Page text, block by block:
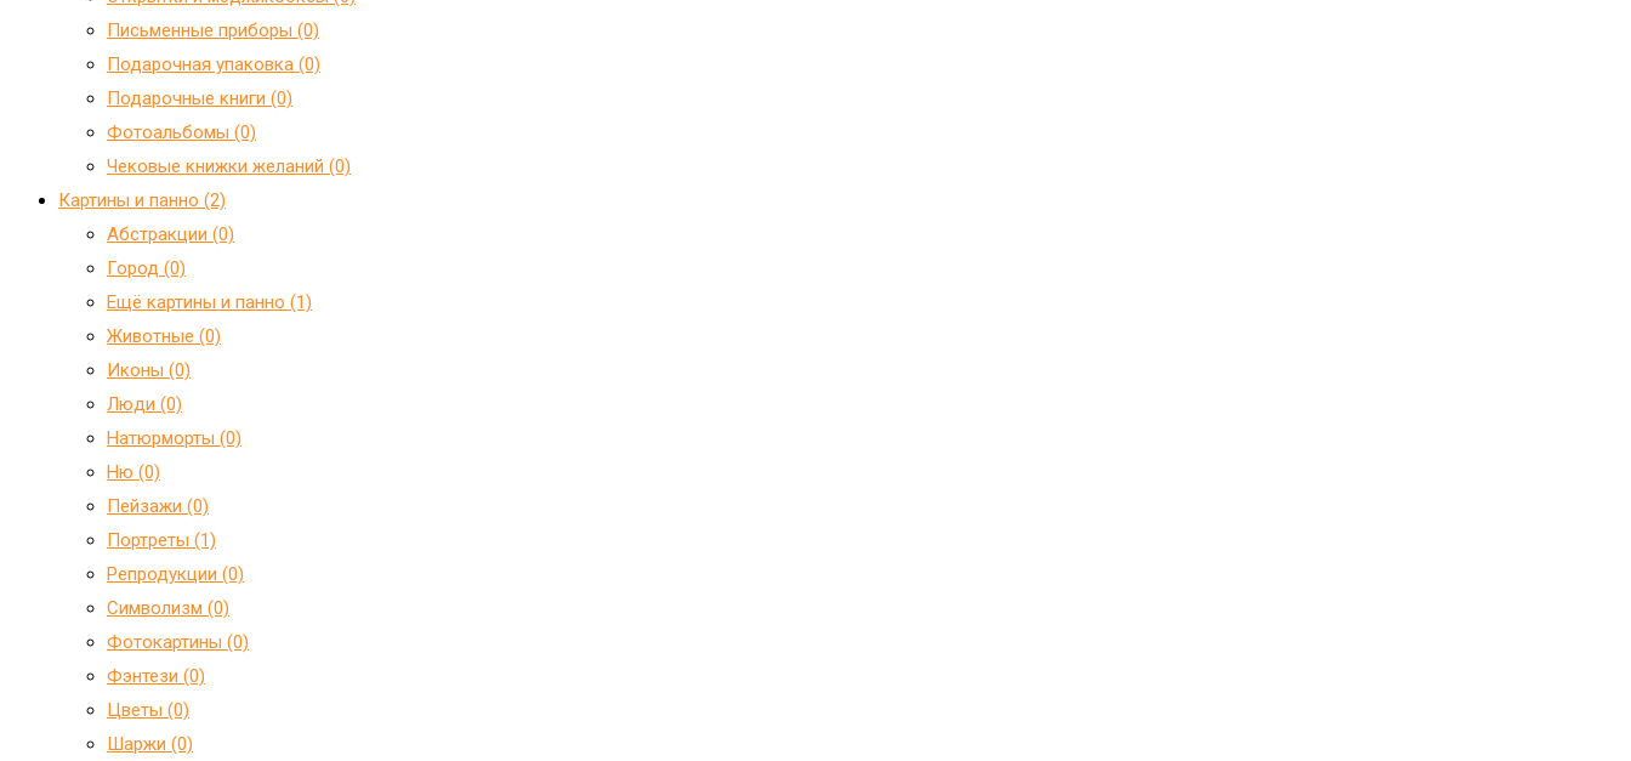
Письменные приборы (0)
Подарочная упаковка (0)
Подарочные книги (0)
Фотоальбомы (0)
Чековые книжки желаний (0)
Картины и панно (2)
Абстракции (0)
Город (0)
Ещё картины и панно (1)
Животные (0)
Иконы (0)
Люди (0)
Натюрморты (0)
Ню (0)
Пейзажи (0)
Портреты (1)
Репродукции (0)
Символизм (0)
Фотокартины (0)
Фэнтези (0)
Цветы (0)
Шаржи (0)